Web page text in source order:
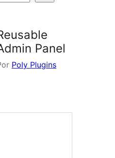
Panel
Poly Plugins